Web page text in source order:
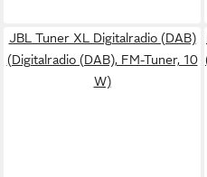
JBL Tuner XL Digitalradio (DAB)
(Digitalradio (DAB), FM-Tuner, 10
W)